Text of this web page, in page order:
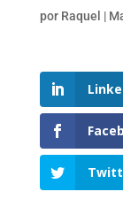
por Raquel |